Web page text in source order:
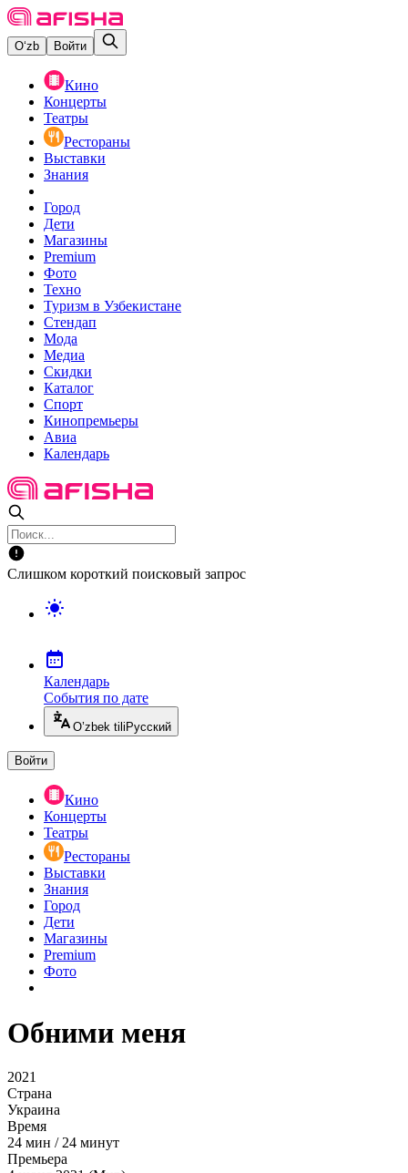
O‘zb Войти
Кино
Концерты
Театры
Рестораны
Выставки
Знания
Город
Дети
Магазины
Premium
Фото
Техно
Туризм в Узбекистане
Стендап
Мода
Медиа
Скидки
Каталог
Спорт
Кинопремьеры
Авиа
Календарь
Слишком короткий поисковый запрос
Календарь
События по дате
O’zbek tili Русский
Войти
Кино
Концерты
Театры
Рестораны
Выставки
Знания
Город
Дети
Магазины
Premium
Фото
Обними меня
2021
Страна
Украина
Время
24 мин / 24 минут
Премьера